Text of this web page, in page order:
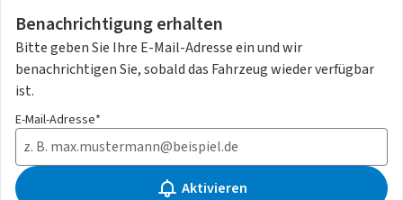
Benachrichtigung erhalten
Bitte geben Sie Ihre E-Mail-Adresse ein und wir
benachrichtigen Sie, sobald das Fahrzeug wieder verfügbar
ist.
E-Mail-Adresse*
Aktivieren